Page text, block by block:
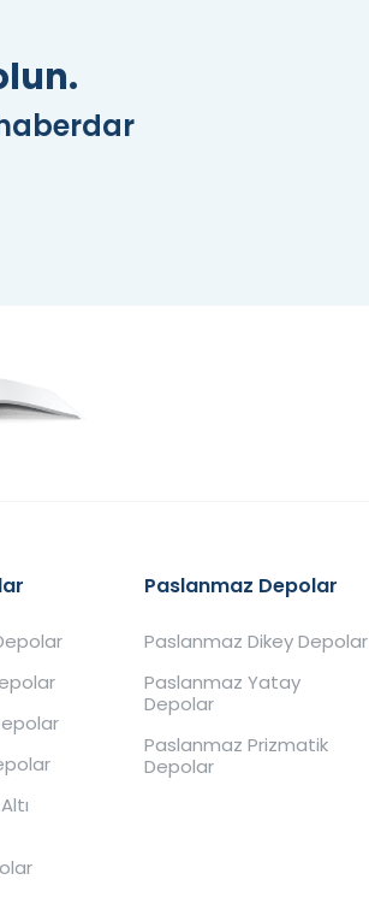
Paslanmaz Depolar
Paslanmaz Dikey Depolar
Paslanmaz Yatay
Depolar
Paslanmaz Prizmatik
Depolar